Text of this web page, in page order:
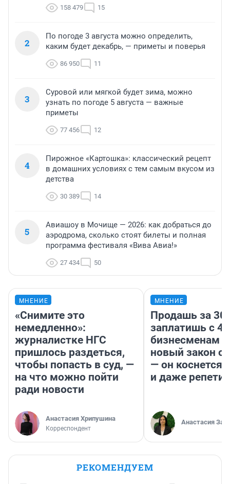
158 479 15
2
По погоде 3 августа можно определить,
каким будет декабрь, — приметы и поверья
86 950 11
3
Суровой или мягкой будет зима, можно
узнать по погоде 5 августа — важные
приметы
77 456 12
4
Пирожное «Картошка»: классический рецепт
в домашних условиях с тем самым вкусом из
детства
30 389 14
5
Авиашоу в Мочище — 2026: как добраться до
аэродрома, сколько стоят билеты и полная
программа фестиваля «Вива Авиа!»
27 434 50
МНЕНИЕ
«Снимите это
немедленно»:
журналистке НГС
пришлось раздеться,
чтобы попасть в суд, —
на что можно пойти
ради новости
Анастасия Хрипушина
Корреспондент
МНЕНИЕ
Продашь за
заплатишь с
бизнесменам
новый закон о
— он коснется
и даже
Анастасия
РЕКОМЕНДУЕМ